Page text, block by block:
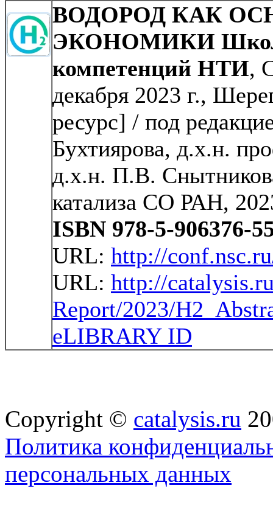
ВОДОРОД КАК
ЭКОНОМИКИ
компетенций НТИ,
декабря 2023 г.,
ресурс] / под
Бухтиярова, д.х.н.
д.х.н. П.В.
катализа СО РАН,
ISBN 978-5-906376-
URL: http://
URL: http://
Report/2023/
eLIBRARY ID
Copyright © catalysis.ru
Политика
персональных данных